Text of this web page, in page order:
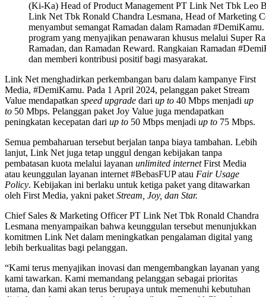
(Ki-Ka) Head of Product Management PT Link Net Tbk Leo
Link Net Tbk Ronald Chandra Lesmana, Head of Marketing
menyambut semangat Ramadan dalam Ramadan
program yang menyajikan penawaran khusus melalui Super
Ramadan, dan Ramadan Reward. Rangkaian Ramadan
dan memberi kontribusi positif bagi masyarakat.
Link Net menghadirkan perkembangan baru dalam kampanye First
Media, #DemiKamu. Pada 1 April 2024, pelanggan paket Stream
Value mendapatkan speed upgrade dari up to 40 Mbps menjadi up
to 50 Mbps. Pelanggan paket Joy Value juga mendapatkan
peningkatan kecepatan dari up to 50 Mbps menjadi up to 75 Mbps.
Semua pembaharuan tersebut berjalan tanpa biaya tambahan. Lebih
lanjut, Link Net juga tetap unggul dengan kebijakan tanpa
pembatasan kuota melalui layanan unlimited internetFirst Media
atau keunggulan layanan internet #BebasFUP atau Fair Usage
Policy. Kebijakan ini berlaku untuk ketiga paket yang ditawarkan
oleh First Media, yakni paket Stream, Joy, dan Star.
Chief Sales & Marketing Officer PT Link Net Tbk Ronald Chandra
Lesmana menyampaikan bahwa keunggulan tersebut menunjukkan
komitmen Link Net dalam meningkatkan pengalaman digital yang
lebih berkualitas bagi pelanggan.
“Kami terus menyajikan inovasi dan mengembangkan layanan yang
kami tawarkan. Kami memandang pelanggan sebagai prioritas
utama, dan kami akan terus berupaya untuk memenuhi kebutuhan